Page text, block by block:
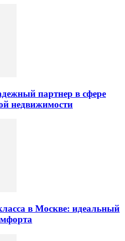
партнер в сфере
недвижимости
в Москве: идеальный